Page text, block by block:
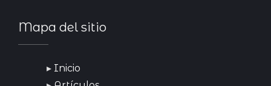
Mapa del sitio
Inicio